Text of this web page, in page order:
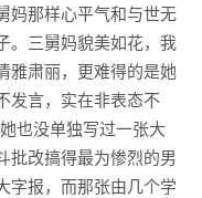
妈那样心平气和与世无
。三舅妈貌美如花，我
雅肃丽，更难得的是她
发言，实在非表态不
也没单独写过一张大
批改搞得最为惨烈的男
字报，而那张由几个学